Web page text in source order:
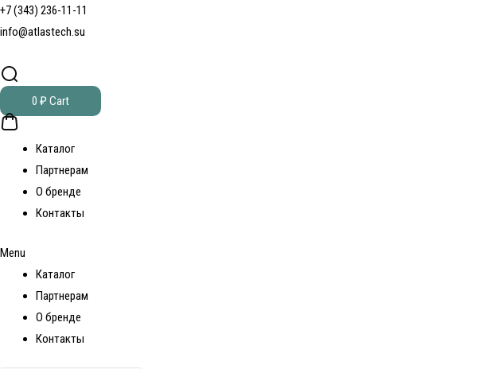
+7 (343) 236-11-11
info@atlastech.su
0 ₽Cart
Каталог
Партнерам
О бренде
Контакты
Menu
Каталог
Партнерам
О бренде
Контакты